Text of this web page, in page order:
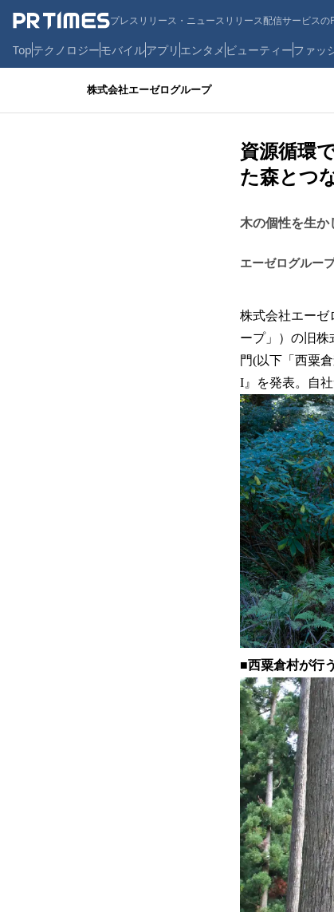
プレスリリース・ニュースリリース配信サービスの
Topテクノロジーモバイルアプリ エンタメ ビューティーファッ
株式会社エーゼログループ
資源循環
た森とつ
木の個性を生か
エーゼログルー
株式会社エー
ープ」）の旧株
門(以下「西粟
I』を発表。自
■西粟倉村が行